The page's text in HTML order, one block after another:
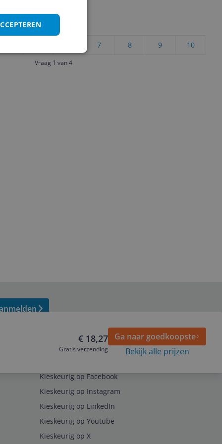
10
9
8
7
Vraag 1 van 4
€ 18,27
Gratis verzending
Ga naar goedkoopste
Bekijk alle prijzen
Kieskeurig op Facebook
Kieskeurig op Instagram
Kieskeurig op LinkedIn
Kieskeurig op Youtube
Kieskeurig op X